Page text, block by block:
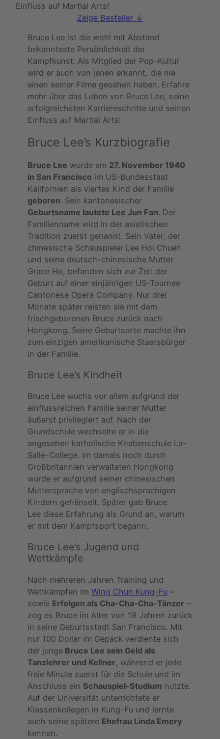
Einfluss auf Martial Arts!
Zeige Besteller ↓
Bruce Lee ist die wohl mit Abstand
bekannteste Persönlichkeit der
Kampfkunst. Als Mitglied der Pop-Kultur
wird er auch von jenen erkannt, die nie
einen seiner Filme gesehen haben. Erfahre
mehr über das Leben von Bruce Lee, seine
erfolgreichsten Karriereschritte und seinen
Einfluss auf Martial Arts!
Bruce Lee’s Kurzbiografie
Bruce Lee wurde am 27. November 1940
in San Francisco im US-Bundesstaat
Kalifornien als viertes Kind der Familie
geboren. Sein kantonesischer
Geburtsname lautete Lee Jun Fan. Der
Familienname wird in der asiatischen
Tradition zuerst genannt. Sein Vater, der
chinesische Schauspieler Lee Hoi Chuen
und seine deutsch-chinesische Mutter
Grace Ho, befanden sich zur Zeit der
Geburt auf einer einjährigen US-Tournee
Cantonese Opera Company. Nur drei
Monate später reisten sie mit dem
frischgeborenen Bruce zurück nach
Hongkong. Seine Geburtsorte machte ihn
zum einzigen amerikanische Staatsbürger
in der Familie.
Bruce Lee’s Kindheit
Bruce Lee wuchs vor allem aufgrund der
einflussreichen Familie seiner Mutter
äußerst privilegiert auf. Nach der
Grundschule wechselte er in die
angesehen katholische Knabenschule La-
Salle-College. Im damals noch durch
Großbritannien verwalteten Hongkong
wurde er aufgrund seiner chinesischen
Muttersprache von englischsprachigen
Kindern gehänselt. Später gab Bruce
Lee diese Erfahrung als Grund an, warum
er mit dem Kampfsport begann.
Bruce Lee’s Jugend und
Wettkämpfe
Nach mehreren Jahren Training und
Wettkämpfen im Wing Chun Kung-Fu –
sowie Erfolgen als Cha-Cha-Cha-Tänzer –
zog es Bruce im Alter von 18 Jahren zurück
in seine Geburtsstadt San Francisco. Mit
nur 100 Dollar im Gepäck verdiente sich
der junge Bruce Lee sein Geld als
Tanzlehrer und Kellner, während er jede
freie Minute zuerst für die Schule und im
Anschluss ein Schauspiel-Studium nutzte.
Auf der Universität unterrichtete er
Klassenkollegen in Kung-Fu und lernte
auch seine spätere Ehefrau Linda Emery
kennen.